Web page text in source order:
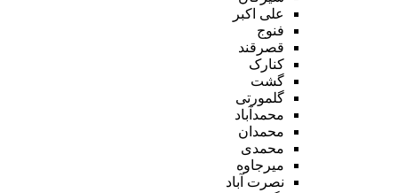
علی اکبر
فنوج
قصرقند
کنارک
گشت
گلمورتی
محمدآباد
محمدان
محمدی
میرجاوه
نصرت آباد